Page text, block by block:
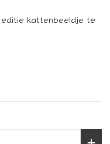
kattenbeeldje te